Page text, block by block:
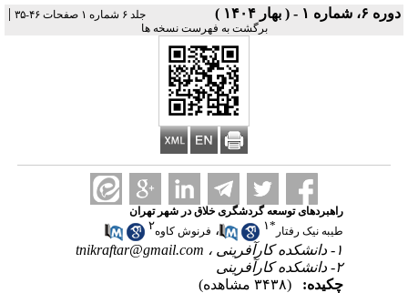
دوره ۶، شماره ۱ - ( بهار ۱۴۰۴ ) جلد ۶ شماره ۱ صفحات ۴۶-۳۵ |
برگشت به فهرست نسخه ها
راهبردهای توسعه گردشگری خلاق در شهر تهران
طیبه نیک رفتار *۱ ، فرنوش کاوه۲
۱- دانشکده کارآفرینی ،
tnikraftar@gmail.com
۲- دانشکده کارآفرینی
چکیده:
(۳۴۳۸ مشاهده)